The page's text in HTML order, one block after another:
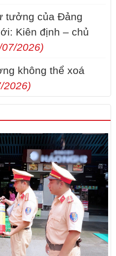
tưởng của Đảng
Kiên định – chủ
2026)
không thể xoá
2026)